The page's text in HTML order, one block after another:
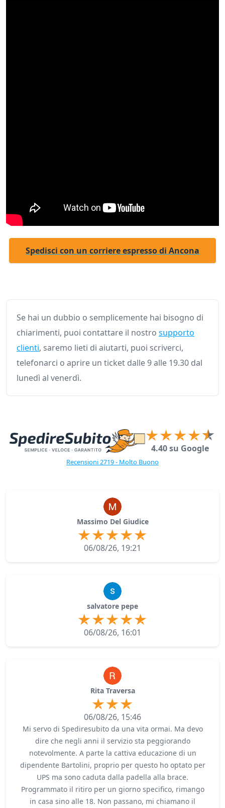
Spedisci con un corriere espresso di Ancona
Se hai un dubbio o semplicemente hai bisogno di
chiarimenti, puoi contattare il nostro supporto
clienti, saremo lieti di aiutarti, puoi scriverci,
telefonarci o aprire un ticket dalle 9 alle 19.30 dal
lunedì al venerdì.
4.40 su Google
Recensioni 2719 - Molto Buono
Massimo Del Giudice
06/08/26, 19:21
salvatore pepe
06/08/26, 16:01
Rita Traversa
06/08/26, 15:46
Mi servo di Spediresubito da una vita ormai. Ma devo
dire che negli anni il servizio sta peggiorando
notevolmente. A parte la cattiva educazione di un
dipendente Bartolini, proprio per questo ho optato per
UPS ma sono caduta dalla padella alla brace.
Programmato il ritiro per un giorno specifico, rimango
in casa sino alle 18. Non passano, mi chiamano il